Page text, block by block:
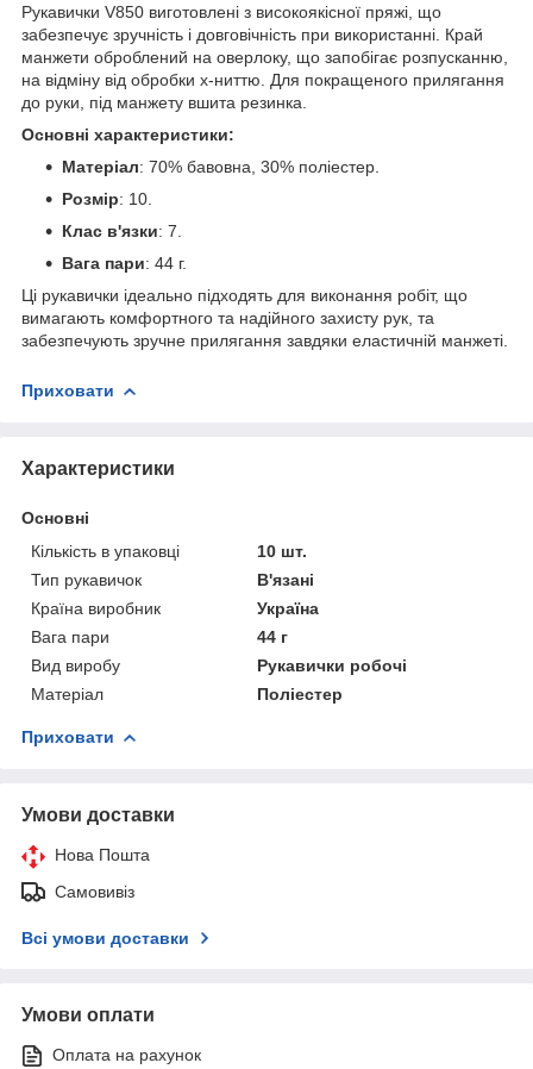
Рукавички V850 виготовлені з високоякісної пряжі, що
забезпечує зручність і довговічність при використанні. Край
манжети оброблений на оверлоку, що запобігає розпусканню,
на відміну від обробки х-ниттю. Для покращеного прилягання
до руки, під манжету вшита резинка.
Основні характеристики:
Матеріал: 70% бавовна, 30% поліестер.
Розмір: 10.
Клас в'язки: 7.
Вага пари: 44 г.
Ці рукавички ідеально підходять для виконання робіт, що
вимагають комфортного та надійного захисту рук, та
забезпечують зручне прилягання завдяки еластичній манжеті.
Приховати
Характеристики
Основні
Кількість в упаковці
10 шт.
Тип рукавичок
В'язані
Країна виробник
Україна
Вага пари
44 г
Вид виробу
Рукавички робочі
Матеріал
Поліестер
Приховати
Умови доставки
Нова Пошта
Самовивіз
Всі умови доставки
Умови оплати
Оплата на рахунок